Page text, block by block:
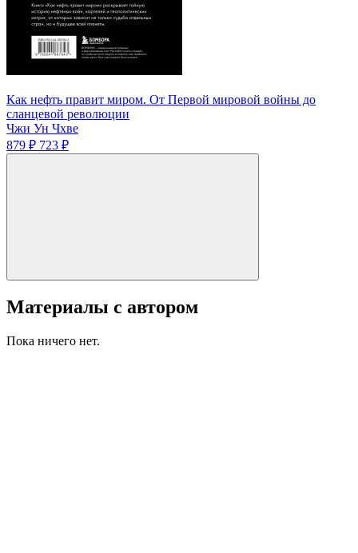
Как нефть правит миром. От Первой мировой войны до
сланцевой революции
Чжи Ун Чхве
879 ₽ 723 ₽
Материалы с автором
Пока ничего нет.